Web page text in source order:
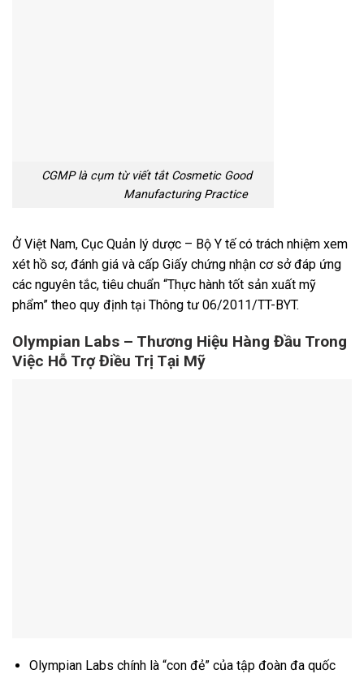
CGMP là cụm từ viết tắt Cosmetic Good
Manufacturing Practice
Ở Việt Nam, Cục Quản lý dược – Bộ Y tế có trách nhiệm xem
xét hồ sơ, đánh giá và cấp Giấy chứng nhận cơ sở đáp ứng
các nguyên tắc, tiêu chuẩn “Thực hành tốt sản xuất mỹ
phẩm” theo quy định tại Thông tư 06/2011/TT-BYT.
Olympian Labs – Thương Hiệu Hàng Đầu Trong
Việc Hỗ Trợ Điều Trị Tại Mỹ
Olympian Labs chính là “con đẻ” của tập đoàn đa quốc